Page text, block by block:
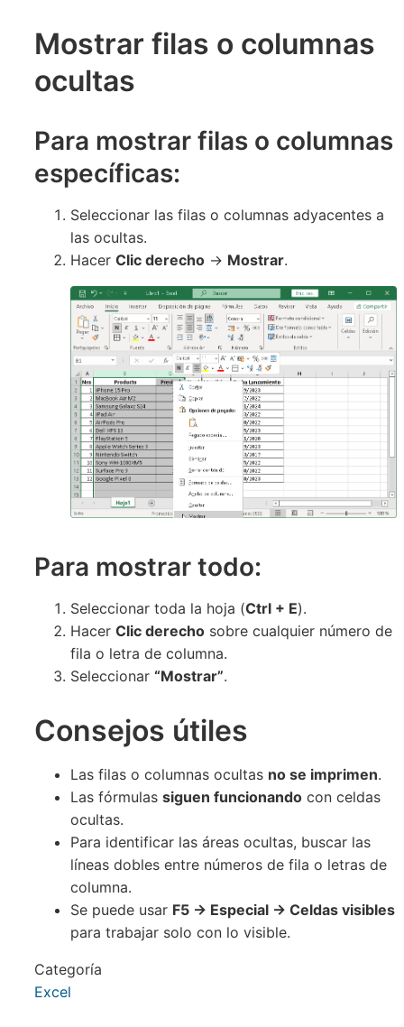
Mostrar filas o columnas
ocultas
Para mostrar filas o columnas
específicas:
Seleccionar las filas o columnas adyacentes a
las ocultas.
Hacer Clic derecho → Mostrar.
Para mostrar todo:
Seleccionar toda la hoja (Ctrl + E).
Hacer Clic derecho sobre cualquier número de
fila o letra de columna.
Seleccionar “Mostrar”.
Consejos útiles
Las filas o columnas ocultas no se imprimen.
Las fórmulas siguen funcionando con celdas
ocultas.
Para identificar las áreas ocultas, buscar las
líneas dobles entre números de fila o letras de
columna.
Se puede usar F5 → Especial → Celdas visibles
para trabajar solo con lo visible.
Categoría
Excel